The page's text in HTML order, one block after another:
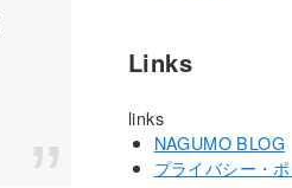
Links
links
NAGUMO BLOG
プライバシー・